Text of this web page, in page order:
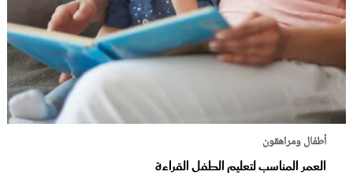
أطفال ومراهقون
العمر المناسب لتعليم الطفل القراءة